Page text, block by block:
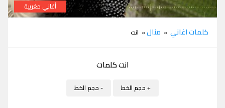
أغاني مغربية
كلمات اغاني » منال» انت
انت كلمات
+ حجم الخط - حجم الخط